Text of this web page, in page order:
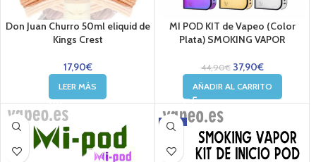
Don Juan Churro 50ml eliquid de
Kings Crest
17,90€
LEER MÁS
MI POD KIT de Vapeo (Color
Plata) SMOKING VAPOR
44,90€ 37,90€
AÑADIR AL CARRITO
-16%